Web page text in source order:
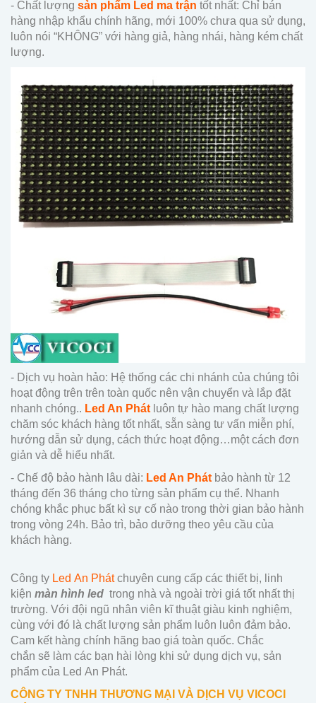
- Chất lượng sản phẩm Led ma trận tốt nhất: Chỉ bán
hàng nhập khẩu chính hãng, mới 100% chưa qua sử dụng,
luôn nói “KHÔNG” với hàng giả, hàng nhái, hàng kém chất
lượng.
- Dịch vụ hoàn hảo: Hệ thống các chi nhánh của chúng tôi
hoạt động trên trên toàn quốc nên vận chuyển và lắp đặt
nhanh chóng.. Led An Phát luôn tự hào mang chất lượng
chăm sóc khách hàng tốt nhất, sẵn sàng tư vấn miễn phí,
hướng dẫn sử dụng, cách thức hoạt động…một cách đơn
giản và dễ hiểu nhất.
- Chế độ bảo hành lâu dài: Led An Phát bảo hành từ 12
tháng đến 36 tháng cho từng sản phẩm cụ thể. Nhanh
chóng khắc phục bất kì sự cố nào trong thời gian bảo hành
trong vòng 24h. Bảo trì, bảo dưỡng theo yêu cầu của
khách hàng.
Công ty Led An Phát chuyên cung cấp các thiết bị, linh
kiện màn hình led trong nhà và ngoài trời giá tốt nhất thị
trường. Với đội ngũ nhân viên kĩ thuật giàu kinh nghiệm,
cùng với đó là chất lượng sản phẩm luôn luôn đảm bảo.
Cam kết hàng chính hãng bao giá toàn quốc. Chắc
chắn sẽ làm các bạn hài lòng khi sử dụng dịch vụ, sản
phẩm của Led An Phát.
CÔNG TY TNHH THƯƠNG MẠI VÀ DỊCH VỤ VICOCI